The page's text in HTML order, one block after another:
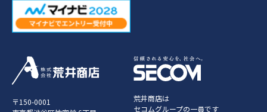
〒150-0001
荒井商店は
セコムグループの一員です